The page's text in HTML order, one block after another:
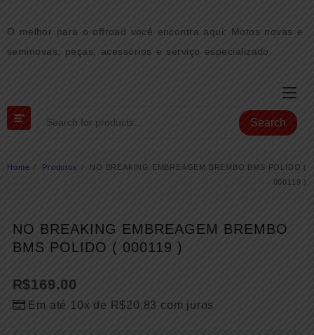
content
O melhor para o offroad você encontra aqui: Motos novas e
seminovas, peças, acessórios e serviço especializado.
Search
Home Produtos
NO BREAKING EMBREAGEM BREMBO BMS POLIDO (
000119 )
NO BREAKING EMBREAGEM BREMBO
BMS POLIDO ( 000119 )
R$169.00
Em até 10x de R$20.83 com juros